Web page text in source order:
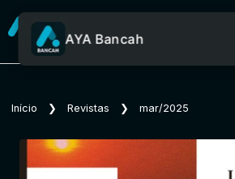
Sobre o
AYA Bancah
Início ❯ Revistas ❯ mar/2025